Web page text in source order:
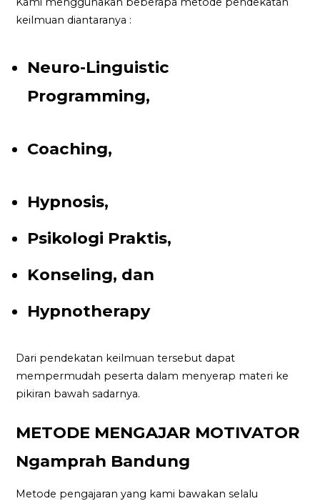
keilmuan diantaranya :
Neuro-Linguistic
Programming,
Coaching,
Hypnosis,
Psikologi Praktis,
Konseling, dan
Hypnotherapy
Dari pendekatan keilmuan tersebut dapat
mempermudah peserta dalam menyerap materi ke
pikiran bawah sadarnya.
METODE MENGAJAR MOTIVATOR
Ngamprah Bandung
Metode pengajaran yang kami bawakan selalu